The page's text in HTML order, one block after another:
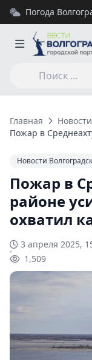
Погода
Главная
Пожар в
Новости
Пожар в
районе
охватил
3 апреля 2025,
1,509